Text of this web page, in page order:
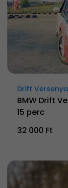
Drift
BMW Drift
15 perc
32 000 Ft